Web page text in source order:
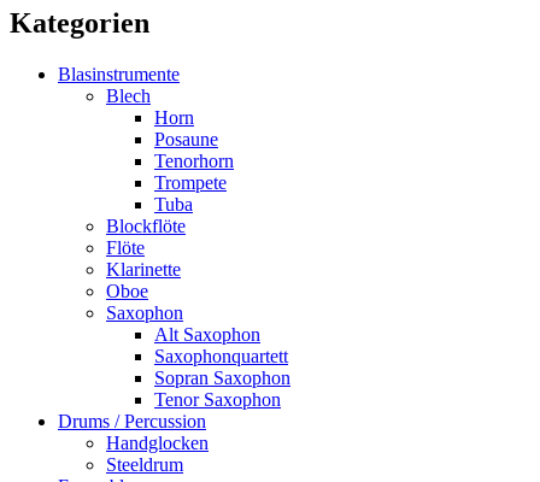
Kategorien
Blasinstrumente
Blech
Horn
Posaune
Tenorhorn
Trompete
Tuba
Blockflöte
Flöte
Klarinette
Oboe
Saxophon
Alt Saxophon
Saxophonquartett
Sopran Saxophon
Tenor Saxophon
Drums / Percussion
Handglocken
Steeldrum